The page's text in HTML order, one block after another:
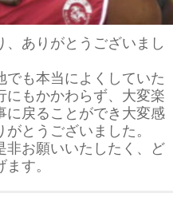
、ありがとうございまし
も本当によくしていた
にもかかわらず、大変楽
に戻ることができ大変感
とうございました。
非お願いいたしたく、ど
す。